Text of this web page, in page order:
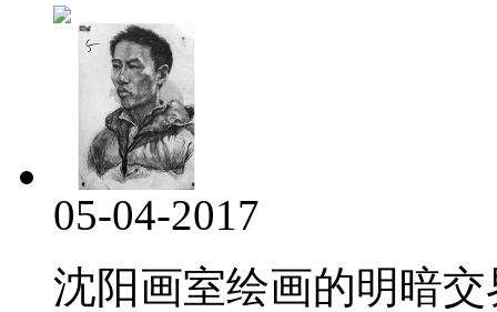
05-04-2017
沈阳画室绘画的明暗交